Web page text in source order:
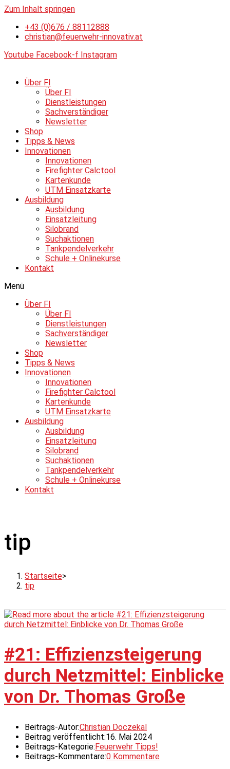
Zum Inhalt springen
+43 (0)676 / 88112888
christian@feuerwehr-innovativ.at
Youtube Facebook-f Instagram
Über FI
Über FI
Dienstleistungen
Sachverständiger
Newsletter
Shop
Tipps & News
Innovationen
Innovationen
Firefighter Calctool
Kartenkunde
UTM Einsatzkarte
Ausbildung
Ausbildung
Einsatzleitung
Silobrand
Suchaktionen
Tankpendelverkehr
Schule + Onlinekurse
Kontakt
Menü
Über FI
Über FI
Dienstleistungen
Sachverständiger
Newsletter
Shop
Tipps & News
Innovationen
Innovationen
Firefighter Calctool
Kartenkunde
UTM Einsatzkarte
Ausbildung
Ausbildung
Einsatzleitung
Silobrand
Suchaktionen
Tankpendelverkehr
Schule + Onlinekurse
Kontakt
tip
Startseite>
tip
#21: Effizienzsteigerung
durch Netzmittel: Einblicke
von Dr. Thomas Große
Beitrags-Autor:Christian Doczekal
Beitrag veröffentlicht:16. Mai 2024
Beitrags-Kategorie: Feuerwehr Tipps!
Beitrags-Kommentare:0 Kommentare